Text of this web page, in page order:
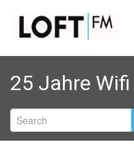
25 Jahre Wifi